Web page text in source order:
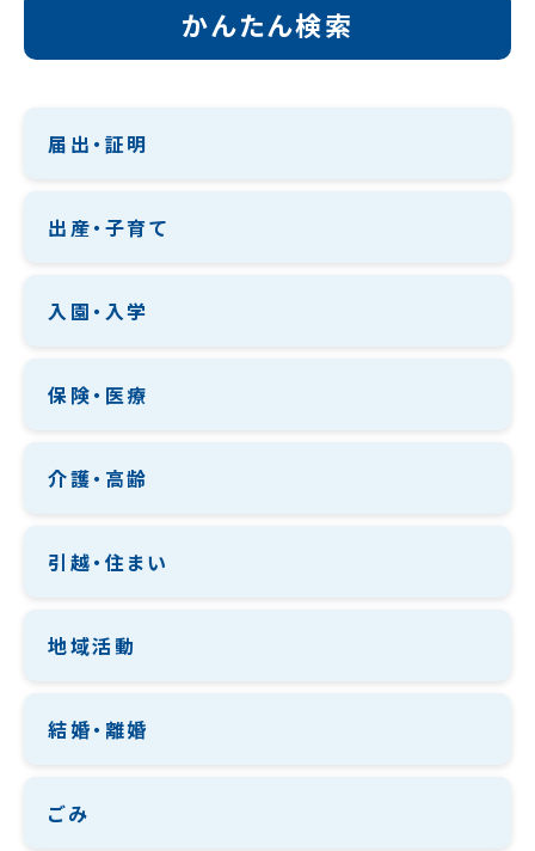
かんたん検索
届出・証明
出産・子育て
入園・入学
保険・医療
介護・高齢
引越・住まい
地域活動
結婚・離婚
ごみ